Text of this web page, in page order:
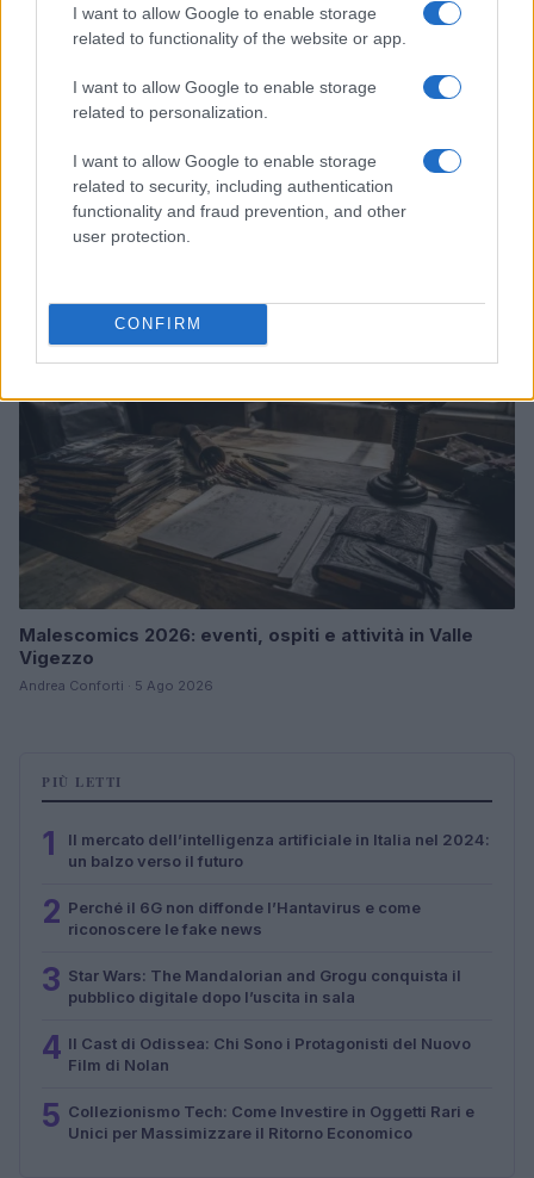
I want to allow Google to enable storage
related to functionality of the website or app.
I want to allow Google to enable storage
related to personalization.
I want to allow Google to enable storage
related to security, including authentication
functionality and fraud prevention, and other
user protection.
CONFIRM
Boom del settore tech italiano: 652 milioni in venture
capital nel primo semestre 2026
Andrea Conforti · 6 Ago 2026
NERD NEWS
Malescomics 2026: eventi, ospiti e attività in Valle
Vigezzo
Andrea Conforti · 5 Ago 2026
PIÙ LETTI
1
Il mercato dell’intelligenza artificiale in Italia nel 2024:
un balzo verso il futuro
2 Perché il 6G non diffonde l’Hantavirus e come
riconoscere le fake news
3 Star Wars: The Mandalorian and Grogu conquista il
pubblico digitale dopo l’uscita in sala
4 Il Cast di Odissea: Chi Sono i Protagonisti del Nuovo
Film di Nolan
5 Collezionismo Tech: Come Investire in Oggetti Rari e
Unici per Massimizzare il Ritorno Economico